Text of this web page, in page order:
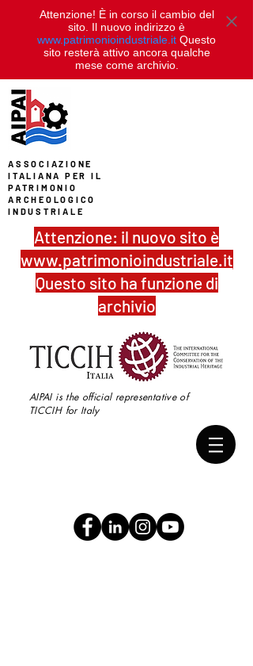
Attenzione! È in corso il cambio del
sito. Il nuovo indirizzo è
www.patrimonioindustriale.it Questo
sito resterà attivo ancora qualche
mese come archivio.
ASSOCIAZIONE
ITALIANA PER IL
PATRIMONIO
ARCHEOLOGICO
INDUSTRIALE
Attenzione: il nuovo sito è
www.patrimonioindustriale.it
Questo sito ha funzione di
archivio
AIPAI is the official representative of
TICCIH for Italy